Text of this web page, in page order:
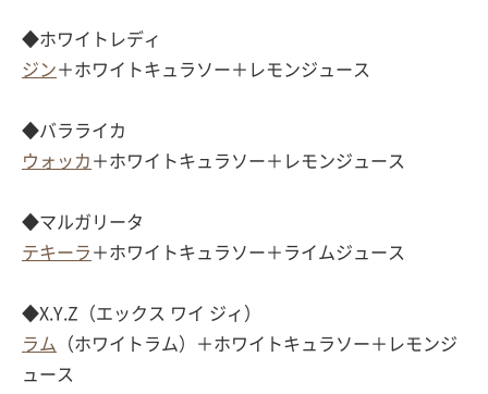
◆ホワイトレディ
ジン＋ホワイトキュラソー＋レモンジュース
◆バラライカ
ウォッカ ＋ホワイトキュラソー＋レモンジュース
◆マルガリータ
テキーラ ＋ホワイトキュラソー＋ライムジュース
◆X.Y.Z（エックス ワイ ジィ）
ラム
（ホワイトラム）＋ホワイトキュラソー＋レモンジ
ュース